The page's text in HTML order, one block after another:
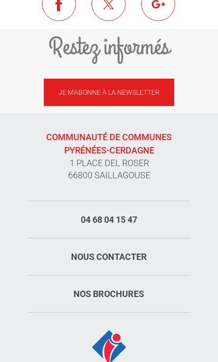
Restez informés
JE M'ABONNE À LA NEWSLETTER
COMMUNAUTÉ DE COMMUNES
PYRÉNÉES-CERDAGNE
1 PLACE DEL ROSER
66800 SAILLAGOUSE
04 68 04 15 47
NOUS CONTACTER
NOS BROCHURES